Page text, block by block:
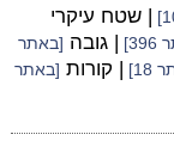
| שטח עיקרי
| גובה [באתר
| קורות [באתר